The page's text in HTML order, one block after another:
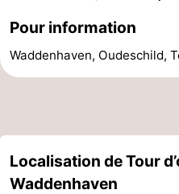
et
faire
Lieux
d'intérêt
-
Monuments
-
Églises
-
Pour information
Waddenhaven, Oudeschild,
Localisation de Tour
Waddenhaven